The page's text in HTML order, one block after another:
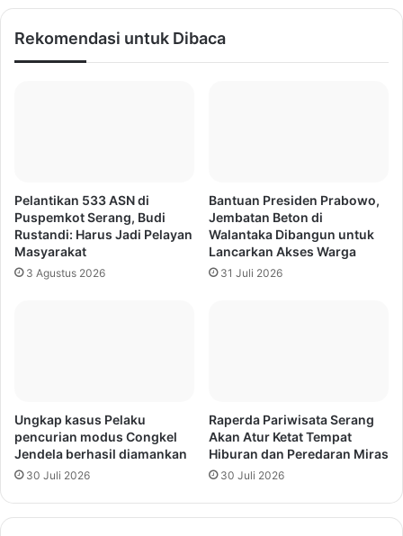
Rekomendasi untuk Dibaca
Pelantikan 533 ASN di
Puspemkot Serang, Budi
Rustandi: Harus Jadi Pelayan
Masyarakat
3 Agustus 2026
Bantuan Presiden Prabowo,
Jembatan Beton di
Walantaka Dibangun untuk
Lancarkan Akses Warga
31 Juli 2026
Ungkap kasus Pelaku
pencurian modus Congkel
Jendela berhasil diamankan
30 Juli 2026
Raperda Pariwisata Serang
Akan Atur Ketat Tempat
Hiburan dan Peredaran Miras
30 Juli 2026